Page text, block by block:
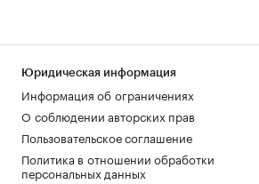
Юридическая информация
Информация об ограничениях
О соблюдении авторских прав
Пользовательское соглашение
Политика в отношении обработки
персональных данных